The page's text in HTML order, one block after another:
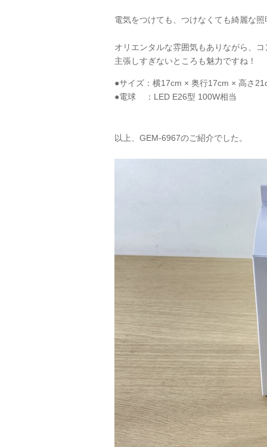
電気をつけても、つけなくても綺麗な照
オリエンタルな雰囲気もありながら、
主張しすぎないところも魅力ですね！
●サイズ：横17cm × 奥行17cm × 高さ
●電球 ：LED E26型 100W相当
以上、GEM-6967のご紹介でした。